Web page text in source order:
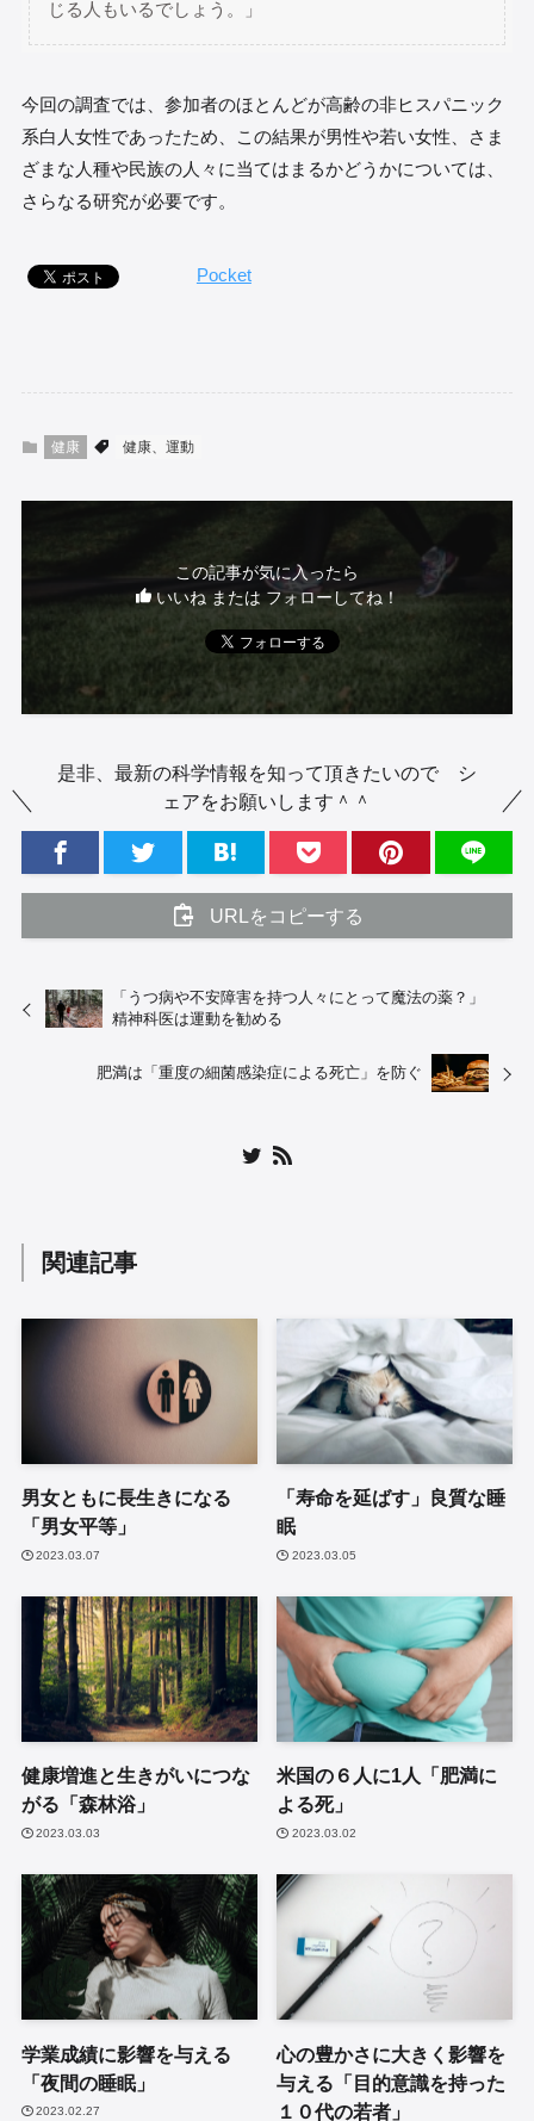
じる人もいるでしょう。」
今回の調査では、参加者のほとんどが高齢の非ヒスパニック
系白人女性であったため、この結果が男性や若い女性、さま
ざまな人種や民族の人々に当てはまるかどうかについては、
さらなる研究が必要です。
Pocket
健康 健康、運動
この記事が気に入ったら
いいね または フォローしてね！
是非、最新の科学情報を知って頂きたいので シ
ェアをお願いします＾＾
URLをコピーする
「うつ病や不安障害を持つ人々にとって魔法の薬？」
精神科医は運動を勧める
肥満は「重度の細菌感染症による死亡」を防ぐ
関連記事
男女ともに長生きになる
「男女平等」
2023.03.07
「寿命を延ばす」良質な睡
眠
2023.03.05
健康増進と生きがいにつな
がる「森林浴」
2023.03.03
米国の６人に1人「肥満に
よる死」
2023.03.02
学業成績に影響を与える
「夜間の睡眠」
2023.02.27
心の豊かさに大きく影響を
与える「目的意識を持った
１０代の若者」